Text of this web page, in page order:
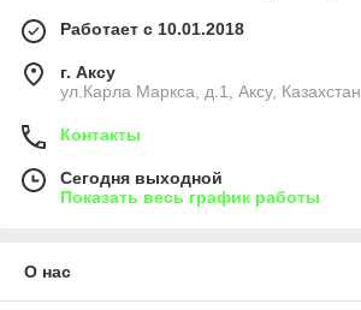
Работает с 10.01.2018
г. Аксу
ул.Карла Маркса, д.1, Аксу, Казахстан
Контакты
Сегодня выходной
Показать весь график работы
О нас